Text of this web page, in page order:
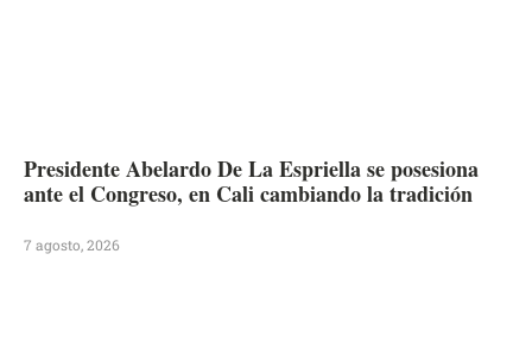
Presidente Abelardo De La Espriella se posesiona
ante el Congreso, en Cali cambiando la tradición
7 agosto, 2026